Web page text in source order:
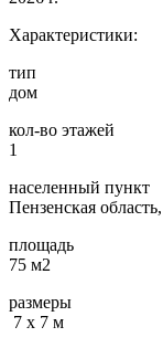
Характеристики:
тип
дом
кол-во этажей
1
населенный пункт
Пензенская
площадь
75 м2
размеры
7 х 7 м